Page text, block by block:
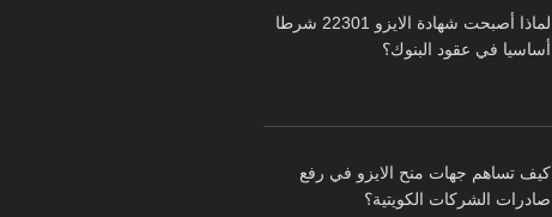
لماذا أصبحت شهادة الايزو 22301 شرطا
أساسيا في عقود البنوك؟
كيف تساهم جهات منح الايزو في رفع
صادرات الشركات الكويتية؟